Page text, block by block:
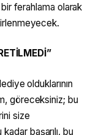
ferahlama olarak
olduklarının
göreceksiniz; bu
size
başarılı, bu